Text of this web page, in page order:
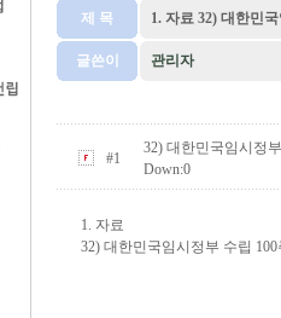
제 목 1. 자료 32) 대한민
글쓴이 관리자
#1
32) 대한민국임시정
Down:0
1. 자료
32) 대한민국임시정부 수립